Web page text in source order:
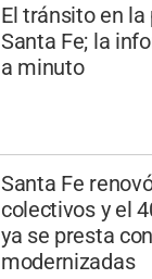
El tránsito en
Santa Fe; la
a minuto
Santa Fe
colectivos y el
ya se presta
modernizadas